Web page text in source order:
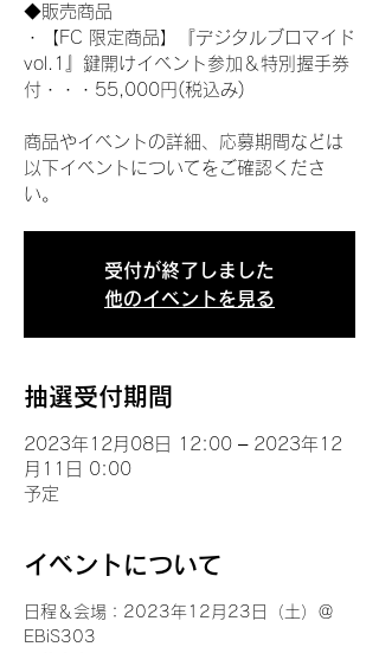
◆販売商品
・【FC 限定商品】『デジタルブロマイド
vol.1』鍵開けイベント参加＆特別握手券
付・・・55,000円(税込み)
商品やイベントの詳細、応募期間などは
以下イベントについてをご確認くださ
い。
受付が終了しました
他のイベントを見る
抽選受付期間
2023年12月08日 12:00 – 2023年12
月11日 0:00
予定
イベントについて
日程＆会場：2023年12月23日（土）＠
EBiS303